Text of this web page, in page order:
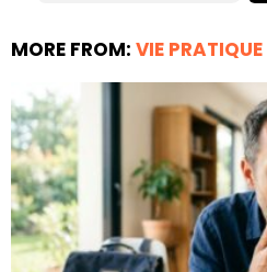
MORE FROM: VIE PRATIQUE